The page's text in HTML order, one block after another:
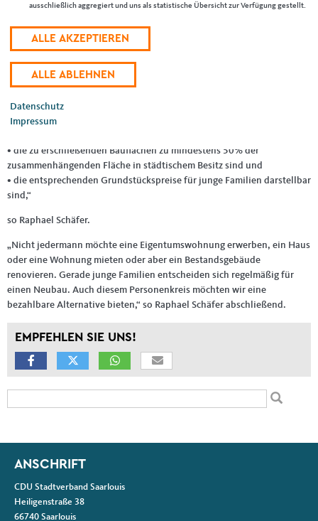
vorhandenen Siedlungsgebietes umsetzen, also die vorhandenen
im Sinne des Landschafts- und Umweltschutzes sowie aus landes- und
stadtplanerischen Gründen die Bebauung nach innen verdichten.“
„Daher haben wir die Stadtverwaltung beauftragt, bedarfsorientiert
städtische Flächen - wo möglich - insbesondere im vereinfachten
• in denen für junge Familien Grundstücke in geeigneter Größe
• die zu erschließenden Bauflächen zu mindestens 50% der
zusammenhängenden Fläche in städtischem Besitz sind und
• die entsprechenden Grundstückspreise für junge Familien darstellbar
sind,“
so Raphael Schäfer.
„Nicht jedermann möchte eine Eigentumswohnung erwerben, ein Haus
oder eine Wohnung mieten oder aber ein Bestandsgebäude
renovieren. Gerade junge Familien entscheiden sich regelmäßig für
einen Neubau. Auch diesem Personenkreis möchten wir eine
bezahlbare Alternative bieten,“ so Raphael Schäfer abschließend.
EMPFEHLEN SIE UNS!
ANSCHRIFT
CDU Stadtverband Saarlouis
Heiligenstraße 38
66740 Saarlouis
ausschließlich aggregiert und uns als statistische Übersicht zur Verfügung gestellt.
Datenschutz
Impressum